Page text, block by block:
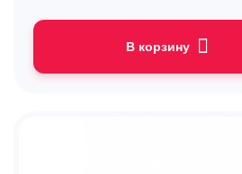
В корзину